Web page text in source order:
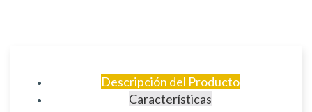
Descripción del Producto
Características